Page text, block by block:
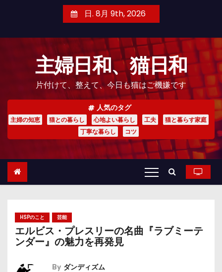
日. 8月 9th, 2026
主婦日和、猫日和
片付けて、整えて、今日も猫はご機嫌です
人気のタグ
主婦の知恵 猫との暮らし 心地よい暮らし 工夫
猫と暮らす家庭
丁寧な暮らし
コツ
HSPのこと 芸能
エルビス・プレスリーの名曲『ラブミーテ
ンダー』の魅力を再発見
By ダンディズム